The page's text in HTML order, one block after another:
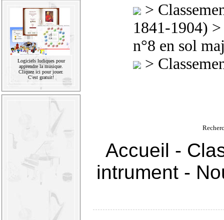
Logiciels ludiques pour
apprendre la musique.
Cliquez ici pour jouer.
C'est gratuit!
>
1841-1904)
n°8 en sol
>
Accueil -
intrument -